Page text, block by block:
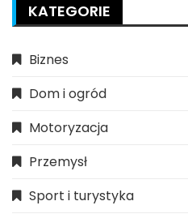
KATEGORIE
Biznes
Dom i ogród
Motoryzacja
Przemysł
Sport i turystyka